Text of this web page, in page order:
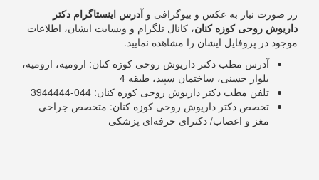
رر صورت نیاز به عکس و بیوگرافی وآدرس اینستاگرام دکتر
داریوش روحی کوزه کنان، کانال تلگرام و وبسایت ایشان، اطلاعات
موجود در پروفایل ایشان را مشاهده نمایید.
آدرس مطب دکتر داریوش روحی کوزه کنان: ارومیه، ارومیه،
بلوار حسنی، ساختمان سپید، طبقه 4
تلفن مطب دکتر داریوش روحی کوزه کنان: 044-3944444
تخصص دکتر داریوش روحی کوزه کنان: متخصص جراحی
مغز و اعصاب/ دکترای حرفه‌ای پزشکی